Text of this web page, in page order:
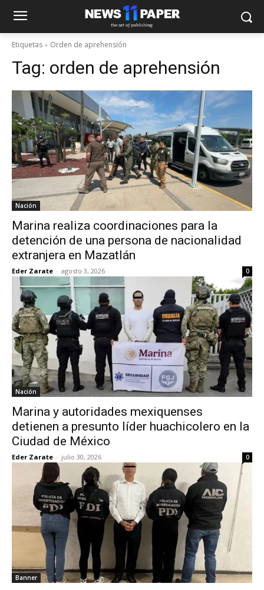
Etiquetas Orden de aprehensión
Tag: orden de aprehensión
Nación
Marina realiza coordinaciones para la
detención de una persona de nacionalidad
extranjera en Mazatlán
Eder Zarate - agosto 3, 2026 0
Nación
Marina y autoridades mexiquenses
detienen a presunto líder huachicolero en la
Ciudad de México
Eder Zarate - julio 30, 2026 0
Banner